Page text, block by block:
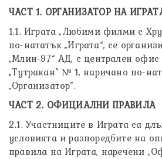
ЧАСТ 1. ОРГАНИЗАТОР НА
1.1. Играта „Любими филми с
по-нататък „Играта“, се
„Млин-97“ АД, с централен офис
„Тутракан” № 1, наричано по-
„Организатор”.
ЧАСТ 2. ОФИЦИАЛНИ ПРАВИЛА
2.1. Участниците в Играта са
условията и разпоредбите на
правила на Играта, наречени